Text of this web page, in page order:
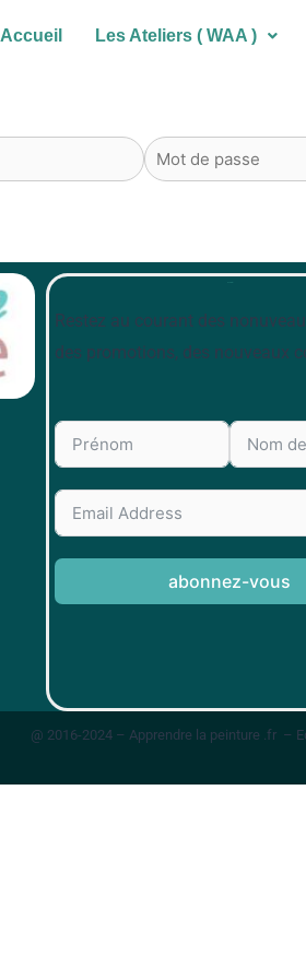
Accueil Les Ateliers ( WAA )
Restez au courant des
des promotions, des nouveaux
abonnez-vous
@ 2016-2024 – Apprendre la peinture .fr –